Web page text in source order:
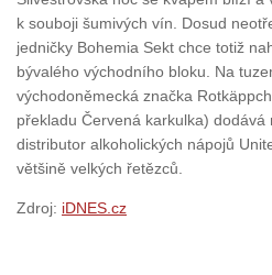
k souboji šumivých vín. Dosud
jedničky Bohemia Sekt chce totiž
bývalého východního bloku. Na
východoněmecká značka
překladu Červená karkulka)
distributor alkoholických nápojů
většině velkých řetězců.
Zdroj: iDNES.cz